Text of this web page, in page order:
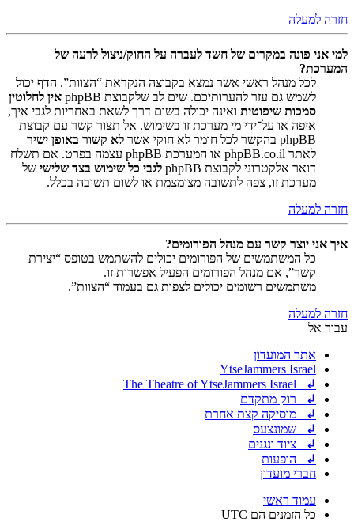
חזרה למעלה
למי אני פונה במקרים של חשד לעברה על החוק/ניצול לרעה של
המערכת?
לכל מנהל ראשי אשר נמצא בקבוצה הנקראת “הצוות”. הדף יכול
לשמש גם עזר להערותיכם. שים לב שלקבוצת phpBB
אין לחלוטין
סמכות שיפוטית ואינה יכולה בשום דרך לשאת באחריות לגבי איך,
איפה או על־ידי מי מערכת זו בשימוש. אל תצור קשר עם קבוצת
phpBB בהקשר לכל חומר לא חוקי אשר
לא קשור באופן ישיר
לאתר phpBB.co.il או המערכת phpBB עצמה בפרט. אם תשלח
דואר אלקטרוני לקבוצת phpBB
לגבי כל שימוש בצד שלישי של
מערכת זו, צפה לתשובה מצומצמת או לשום תשובה בכלל.
חזרה למעלה
איך אני יוצר קשר עם מנהל הפורומים?
כל המשתמשים של הפורומים יכולים להשתמש בטופס “יצירת
קשר”, אם מנהל הפורומים הפעיל אפשרות זו.
משתמשים רשומים יכולים לצפות גם בעמוד “הצוות”.
חזרה למעלה
עבור אל
אתר המועדון
YtseJammers Israel
↲ The Theatre of YtseJammers Israel
↲ רוק מתקדם
↲ מוסיקה קצת אחרת
↲ שמונצעס
↲ ציוד ונגנים
↲ הופעות
חברי מועדון
עמוד ראשי
כל הזמנים הם UTC